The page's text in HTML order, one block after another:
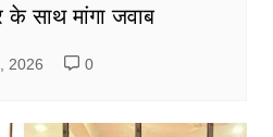
साथ मांगा जवाब
2026 0